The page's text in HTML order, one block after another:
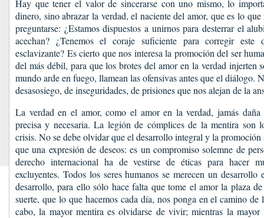
Hay que tener el valor de sincerarse con uno mismo, lo
dinero, sino abrazar la verdad, el naciente del amor, que es lo
preguntarse: ¿Estamos dispuestos a unirnos para desterrar el
acechan? ¿Tenemos el coraje suficiente para corregir este
esclavizante? Es cierto que nos interesa la promoción del ser
del más débil, para que los brotes del amor en la verdad injerten
mundo arde en fuego, llamean las ofensivas antes que el diálogo.
desasosiego, de inseguridades, de prisiones que nos alejan de la
La verdad en el amor, como el amor en la verdad, jamás daña
precisa y necesaria. La legión de cómplices de la mentira son
crisis. No se debe olvidar que el desarrollo integral y la promoción
que una expresión de deseos: es un compromiso solemne de
derecho internacional ha de vestirse de éticas para hacer
excluyentes. Todos los seres humanos se merecen un
desarrollo, para ello sólo hace falta que tome el amor la plaza
suerte, que lo que hacemos cada día, nos ponga en el camino
cabo, la mayor mentira es olvidarse de vivir; mientras la mayor